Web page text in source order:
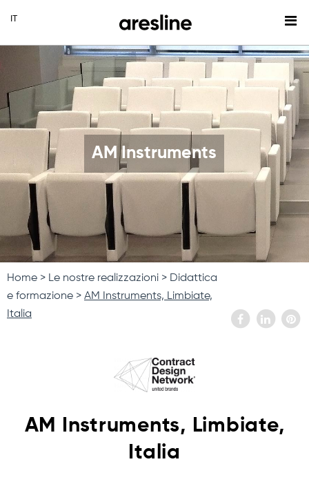
AM Instruments
Home Le nostre realizzazioni
Didattica
e formazione
AM Instruments, Limbiate,
Italia
AM Instruments, Limbiate,
Italia